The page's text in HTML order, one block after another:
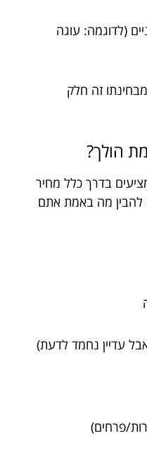
(לדוגמה: עוגה
זה חלק
הולך?
בדרך כלל מחיר
להבין מה באמת אתם
עדיין נחמד לדעת)
פרחים)